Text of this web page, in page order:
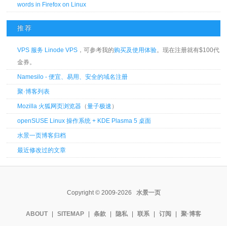
words in Firefox on Linux
推荐
VPS 服务 Linode VPS ，可参考我的购买及使用体验。现在注册就有$100代
金券。
Namesilo - 便宜、易用、安全的域名注册
聚·博客列表
Mozilla 火狐网页浏览器 （量子极速 ）
openSUSE Linux 操作系统 + KDE Plasma 5 桌面
水景一页博客归档
最近修改过的文章
Copyright © 2009-2026 水景一页
ABOUT | SITEMAP | 条款 | 隐私 | 联系 | 订阅 | 聚·博客